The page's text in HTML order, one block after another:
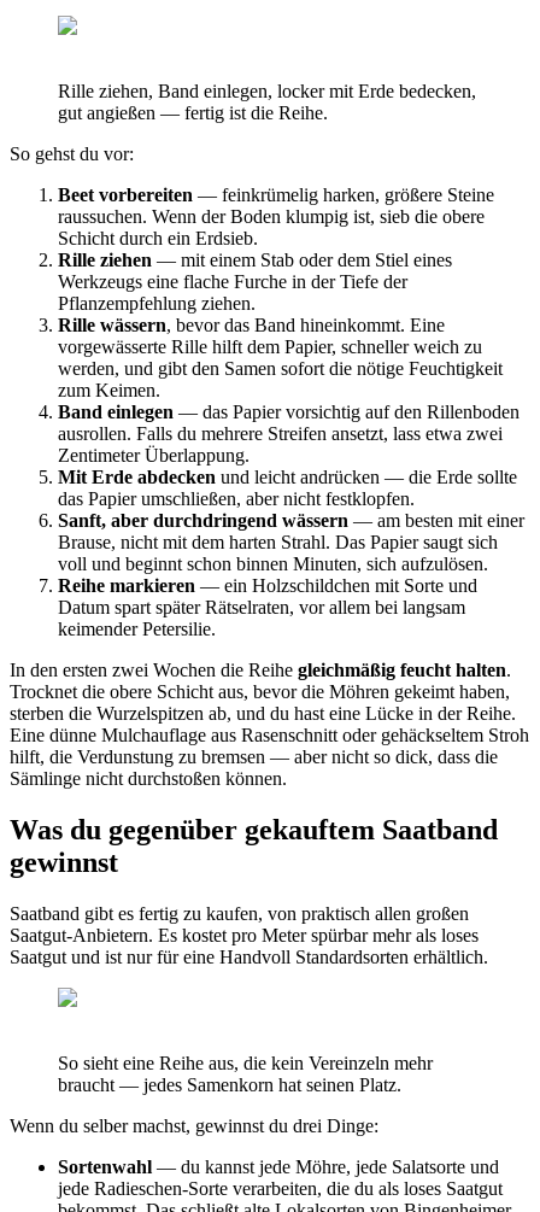
Rille ziehen, Band einlegen, locker mit Erde bedecken,
gut angießen — fertig ist die Reihe.
So gehst du vor:
Beet vorbereiten — feinkrümelig harken, größere Steine
raussuchen. Wenn der Boden klumpig ist, sieb die obere
Schicht durch ein Erdsieb.
Rille ziehen — mit einem Stab oder dem Stiel eines
Werkzeugs eine flache Furche in der Tiefe der
Pflanzempfehlung ziehen.
Rille wässern, bevor das Band hineinkommt. Eine
vorgewässerte Rille hilft dem Papier, schneller weich zu
werden, und gibt den Samen sofort die nötige Feuchtigkeit
zum Keimen.
Band einlegen — das Papier vorsichtig auf den Rillenboden
ausrollen. Falls du mehrere Streifen ansetzt, lass etwa zwei
Zentimeter Überlappung.
Mit Erde abdecken und leicht andrücken — die Erde sollte
das Papier umschließen, aber nicht festklopfen.
Sanft, aber durchdringend wässern — am besten mit einer
Brause, nicht mit dem harten Strahl. Das Papier saugt sich
voll und beginnt schon binnen Minuten, sich aufzulösen.
Reihe markieren — ein Holzschildchen mit Sorte und
Datum spart später Rätselraten, vor allem bei langsam
keimender Petersilie.
In den ersten zwei Wochen die Reihe gleichmäßig feucht halten.
Trocknet die obere Schicht aus, bevor die Möhren gekeimt haben,
sterben die Wurzelspitzen ab, und du hast eine Lücke in der Reihe.
Eine dünne Mulchauflage aus Rasenschnitt oder gehäckseltem Stroh
hilft, die Verdunstung zu bremsen — aber nicht so dick, dass die
Sämlinge nicht durchstoßen können.
Was du gegenüber gekauftem Saatband
gewinnst
Saatband gibt es fertig zu kaufen, von praktisch allen großen
Saatgut-Anbietern. Es kostet pro Meter spürbar mehr als loses
Saatgut und ist nur für eine Handvoll Standardsorten erhältlich.
So sieht eine Reihe aus, die kein Vereinzeln mehr
braucht — jedes Samenkorn hat seinen Platz.
Wenn du selber machst, gewinnst du drei Dinge:
Sortenwahl — du kannst jede Möhre, jede Salatsorte und
jede Radieschen-Sorte verarbeiten, die du als loses Saatgut